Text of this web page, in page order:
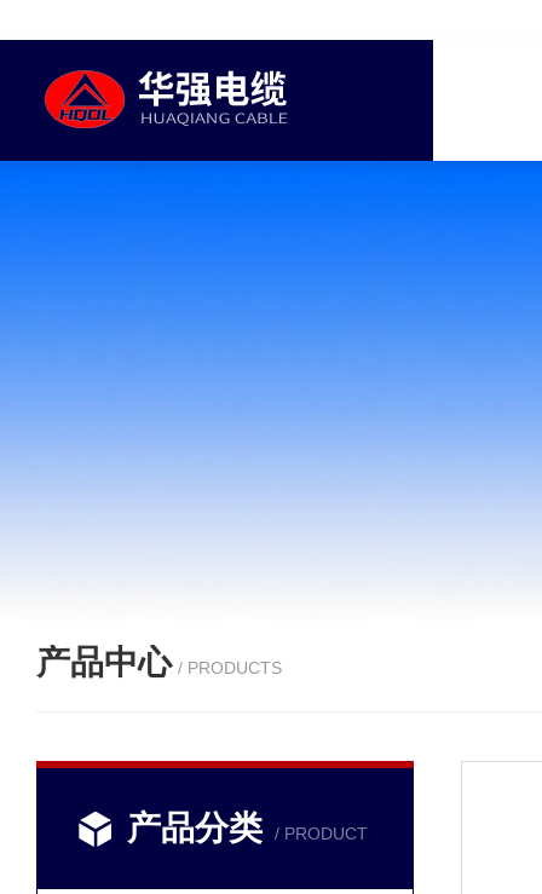
产品中心 / PRODUCTS
产品分类 / PRODUCT